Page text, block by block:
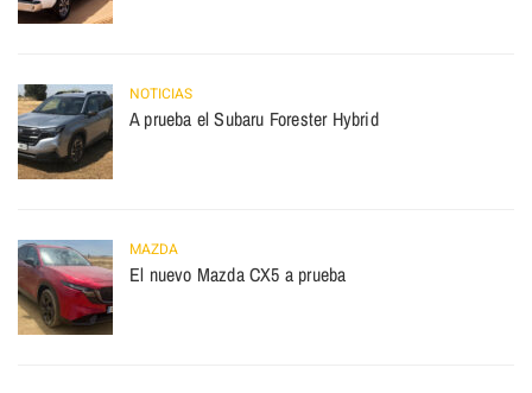
NOTICIAS
A prueba el Subaru Forester Hybrid
MAZDA
El nuevo Mazda CX5 a prueba